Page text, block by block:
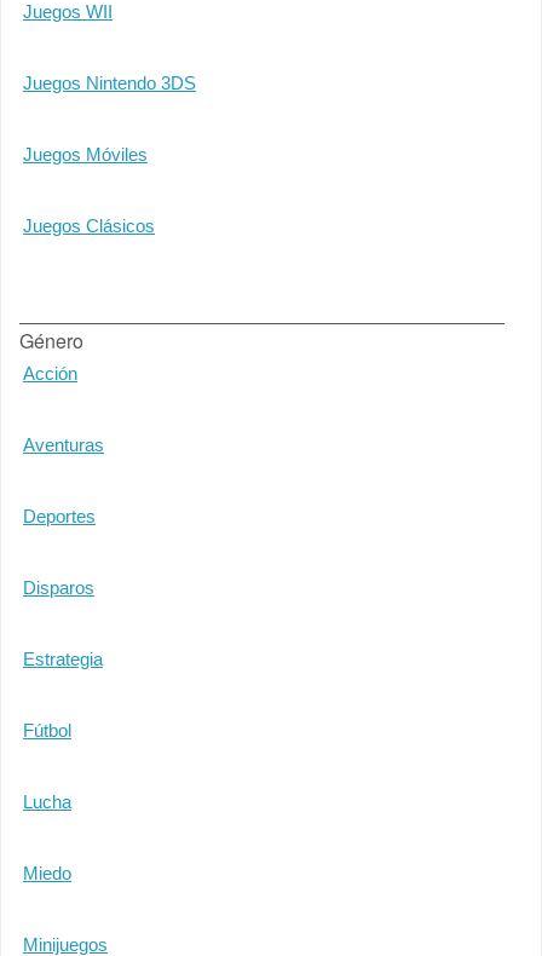
Juegos WII
Juegos Nintendo 3DS
Juegos Móviles
Juegos Clásicos
Género
Acción
Aventuras
Deportes
Disparos
Estrategia
Fútbol
Lucha
Miedo
Minijuegos